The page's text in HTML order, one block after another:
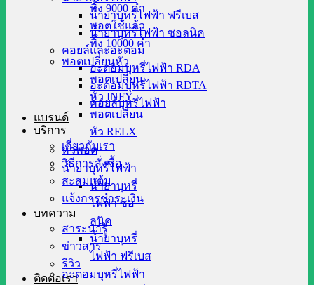
ทิ้ง 9000 คำ
พอตใช้แล้ว
ทิ้ง 10000 คำ
พอตเปลี่ยนหัว
พอตเปลี่ยน
หัว INFY
พอตเปลี่ยน
หัว RELX
หัวพอต
น้ำยาบุหรี่ไฟฟ้า
น้ำยาบุหรี่
ไฟฟ้า ซอ
ลนิค
น้ำยาบุหรี่
ไฟฟ้า ฟรีเบส
อะตอมบุหรี่ไฟฟ้า
น้ำยาบุหรี่ไฟฟ้า ฟรีเบส
น้ำยาบุหรี่ไฟฟ้า ซอลนิค
คอยล์และอะตอม
อะตอมบุหรี่ไฟฟ้า RDA
อะตอมบุหรี่ไฟฟ้า RDTA
คอยล์บุหรี่ไฟฟ้า
แบรนด์
บริการ
เกี่ยวกับเรา
วิธีการสั่งซื้อ
สะสมแต้ม
แจ้งการชำระเงิน
บทความ
สาระน่ารู้
ข่าวสาร
รีวิว
ติดต่อเรา